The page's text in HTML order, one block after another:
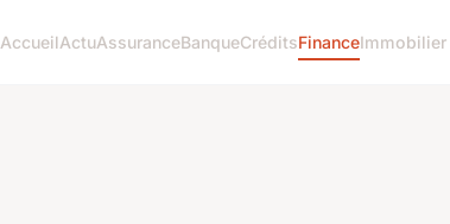
AccueilActuAssuranceBanqueCréditsFinanceImmobilier